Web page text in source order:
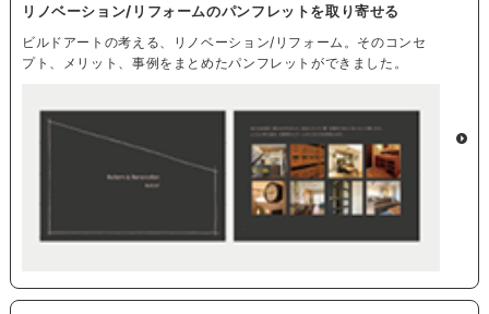
リノベーション/リフォームのパンフレットを取り寄せる
ビルドアートの考える、リノベーション/リフォーム。そのコンセ
プト、メリット、事例をまとめたパンフレットができました。